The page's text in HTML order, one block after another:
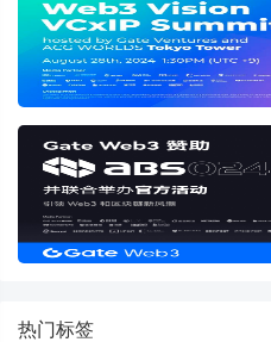
热门标签